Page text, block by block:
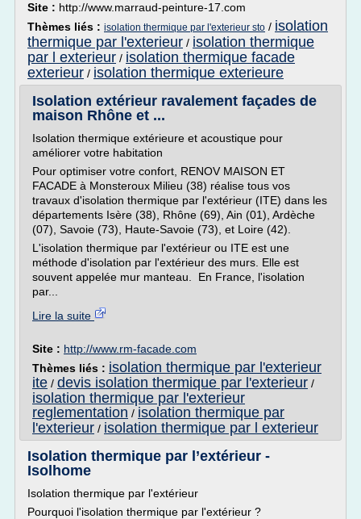
Site : http://www.marraud-peinture-17.com
Thèmes liés : isolation thermique par l'exterieur sto / isolation
thermique par l'exterieur / isolation thermique
par l exterieur / isolation thermique facade
exterieur / isolation thermique exterieure
Isolation extérieur ravalement façades de
maison Rhône et ...
Isolation thermique extérieure et acoustique pour
améliorer votre habitation
Pour optimiser votre confort, RENOV MAISON ET
FACADE à Monsteroux Milieu (38) réalise tous vos
travaux d'isolation thermique par l'extérieur (ITE) dans les
départements Isère (38), Rhône (69), Ain (01), Ardèche
(07), Savoie (73), Haute-Savoie (73), et Loire (42).
L'isolation thermique par l'extérieur ou ITE est une
méthode d'isolation par l'extérieur des murs. Elle est
souvent appelée mur manteau. En France, l'isolation
par...
Lire la suite
Site : http://www.rm-facade.com
Thèmes liés : isolation thermique par l'exterieur
ite / devis isolation thermique par l'exterieur /
isolation thermique par l'exterieur
reglementation / isolation thermique par
l'exterieur / isolation thermique par l exterieur
Isolation thermique par l’extérieur -
Isolhome
Isolation thermique par l'extérieur
Pourquoi l'isolation thermique par l'extérieur ?